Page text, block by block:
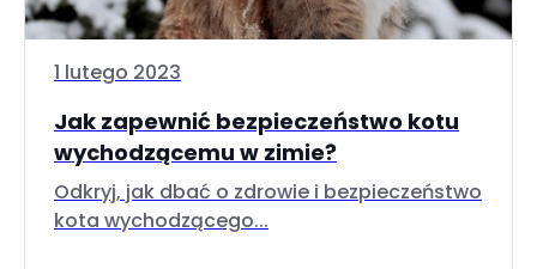
1 lutego 2023
Jak zapewnić bezpieczeństwo kotu
wychodzącemu w zimie?
Odkryj, jak dbać o zdrowie i bezpieczeństwo
kota wychodzącego...